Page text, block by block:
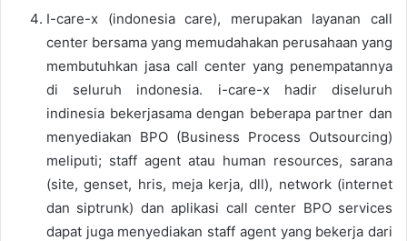
I-care-x (indonesia care), merupakan layanan call
center bersama yang memudahakan perusahaan yang
membutuhkan jasa call center yang penempatannya
di seluruh indonesia. i-care-x hadir diseluruh
indinesia bekerjasama dengan beberapa partner dan
menyediakan BPO (Business Process Outsourcing)
meliputi; staff agent atau human resources, sarana
(site, genset, hris, meja kerja, dll), network (internet
dan siptrunk) dan aplikasi call center BPO services
dapat juga menyediakan staff agent yang bekerja dari